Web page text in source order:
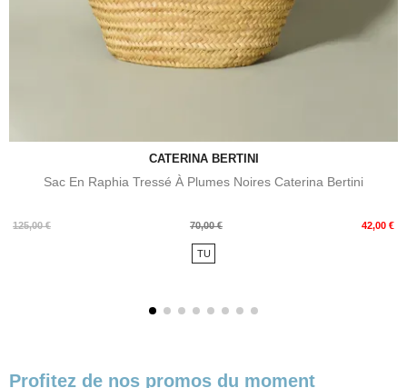
CATERINA BERTINI
Sac En Raphia Tressé À Plumes Noires Caterina Bertini
125,00 €
Prix
70,00 € 42,00 €
Prix
TU
Profitez de nos promos du moment